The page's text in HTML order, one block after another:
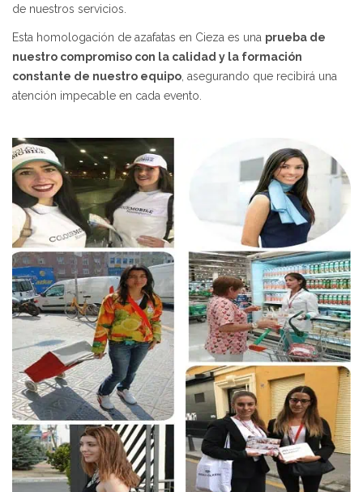
de nuestros servicios.
Esta homologación de azafatas en Cieza es una prueba de
nuestro compromiso con la calidad y la formación
constante de nuestro equipo , asegurando que recibirá una
atención impecable en cada evento.